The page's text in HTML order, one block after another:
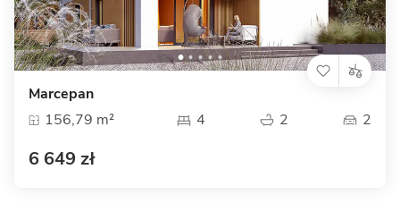
Marcepan
156,79 m²
4 2 2
6 649 zł